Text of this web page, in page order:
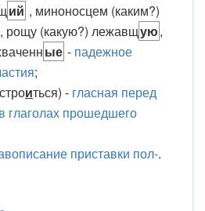
ий , миноносцем (каким?)
, рощу (какую?) лежавщую,
ые - падежное
;
иться) - гласная перед
глаголах прошедшего
приставки пол-.